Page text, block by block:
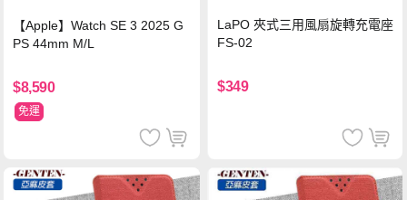
【Apple】Watch SE 3 2025 G
PS 44mm M/L
$8,590
免運
LaPO 夾式三用風扇旋轉充電座
FS-02
$349